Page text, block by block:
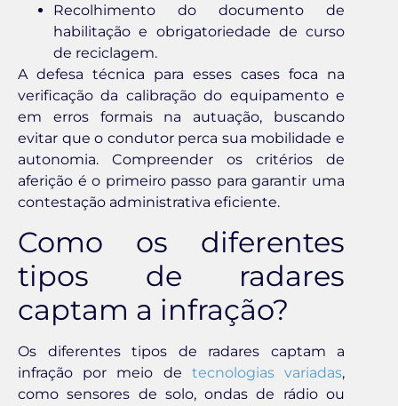
Recolhimento do documento de
habilitação e obrigatoriedade de curso
de reciclagem.
A defesa técnica para esses cases foca na
verificação da calibração do equipamento e
em erros formais na autuação, buscando
evitar que o condutor perca sua mobilidade e
autonomia. Compreender os critérios de
aferição é o primeiro passo para garantir uma
contestação administrativa eficiente.
Como os diferentes
tipos de radares
captam a infração?
Os diferentes tipos de radares captam a
infração por meio de tecnologias variadas,
como sensores de solo, ondas de rádio ou